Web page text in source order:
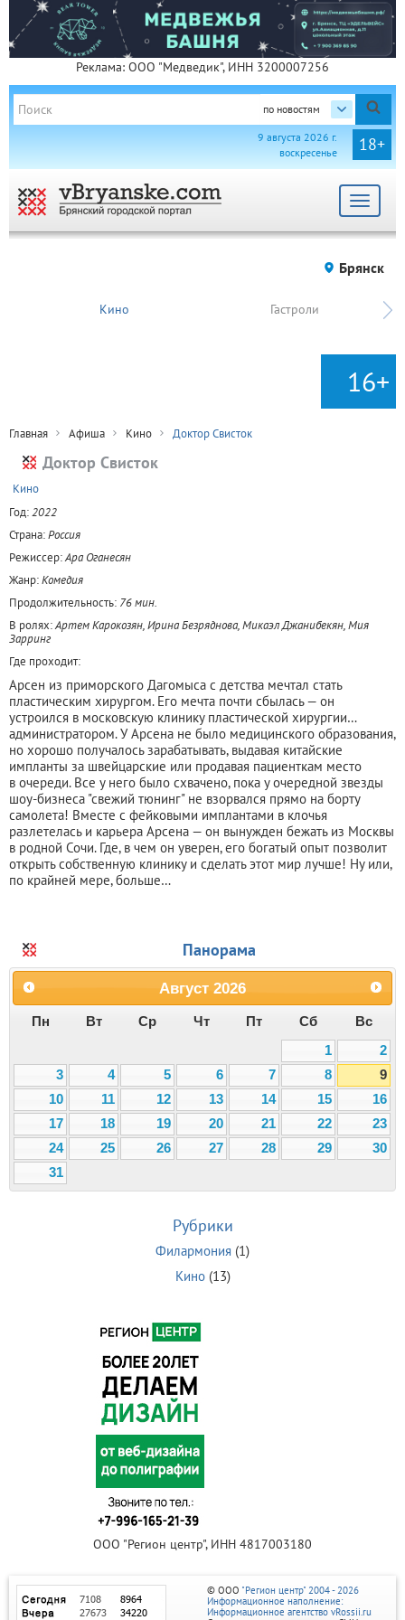
Реклама: ООО "Медведик", ИНН 3200007256
по новостям
18+
9 августа 2026 г.
воскресенье
Toggle
Брянск
Кино Гастроли
16+
Главная Афиша Кино Доктор Свисток
Доктор Свисток
Кино
Год:2022
Страна:Россия
Режиссер:Ара Оганесян
Жанр:Комедия
Продолжительность: 76 мин.
В ролях:Артем Карокозян, Ирина Безряднова, Микаэл Джанибекян, Мия
Зарринг
Где проходит:
Арсен из приморского Дагомыса с детства мечтал стать
пластическим хирургом. Его мечта почти сбылась — он
устроился в московскую клинику пластической хирургии…
администратором. У Арсена не было медицинского образования,
но хорошо получалось зарабатывать, выдавая китайские
импланты за швейцарские или продавая пациенткам место
в очереди. Все у него было схвачено, пока у очередной звезды
шоу-бизнеса "свежий тюнинг" не взорвался прямо на борту
самолета! Вместе с фейковыми имплантами в клочья
разлетелась и карьера Арсена — он вынужден бежать из Москвы
в родной Сочи. Где, в чем он уверен, его богатый опыт позволит
открыть собственную клинику и сделать этот мир лучше! Ну или,
по крайней мере, больше…
Панорама
Август 2026
Пн Вт Ср Чт Пт Сб
Вс
1
2
3
4 5 6 7 8
9
10
11 12 13 14 15
16
17
18 19 20 21 22
23
24
25 26 27 28 29
30
31
Рубрики
Филармония (1)
Кино(13)
ООО "Регион центр", ИНН 4817003180
© ООО "Регион центр" 2004 - 2026
Информационное наполнение:
Информационное агентство vRossii.ru